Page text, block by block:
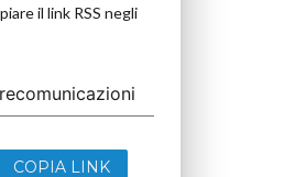
il link RSS negli
COPIA LINK